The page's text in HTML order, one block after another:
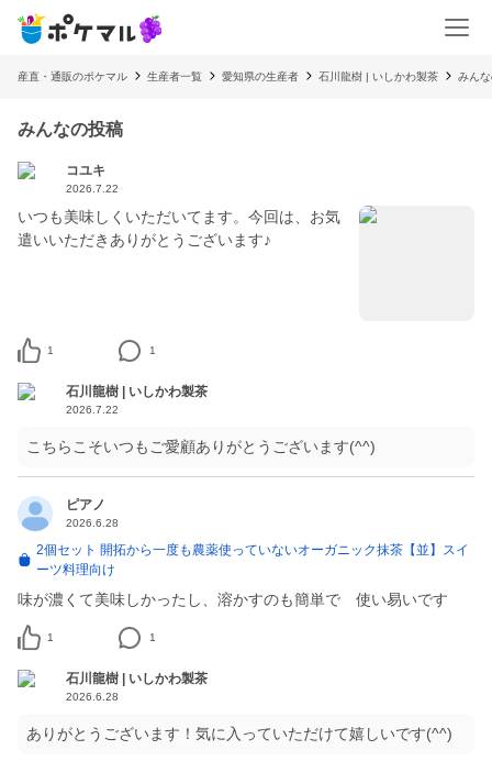
産直・通販のポケマル 生産者一覧 愛知県の生産者 石川龍樹 | いしかわ製茶 みん
みんなの投稿
コユキ
2026.7.22
いつも美味しくいただいてます。今回は、お気
遣いいただきありがとうございます♪
1 1
石川龍樹 | いしかわ製茶
2026.7.22
こちらこそいつもご愛顧ありがとうございます(^^)
ピアノ
2026.6.28
2個セット 開拓から一度も農薬使っていないオーガニック抹茶【並】スイ
ーツ料理向け
味が濃くて美味しかったし、溶かすのも簡単で 使い易いです
1 1
石川龍樹 | いしかわ製茶
2026.6.28
ありがとうございます！気に入っていただけて嬉しいです(^^)